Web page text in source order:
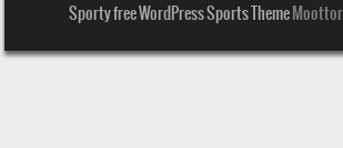
Sporty free WordPress Sports Theme